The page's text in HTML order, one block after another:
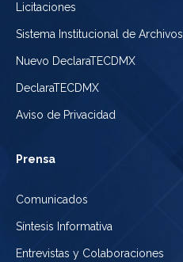
Licitaciones
Sistema Institucional de Archivos
Nuevo DeclaraTECDMX
DeclaraTECDMX
Aviso de Privacidad
Prensa
Comunicados
Síntesis Informativa
Entrevistas y Colaboraciones